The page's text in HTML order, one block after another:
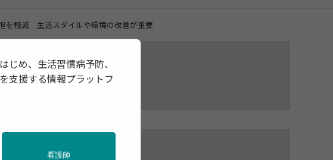
を軽減 生活スタイルや環境の改善が重要
的負担を
じめ、生活習慣病予防、
支援する情報プラットフ
看護師